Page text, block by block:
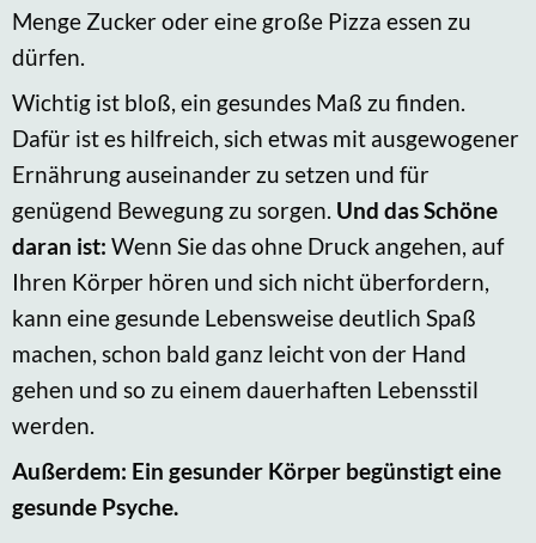
Menge Zucker oder eine große Pizza essen zu
dürfen.
Wichtig ist bloß, ein gesundes Maß zu finden.
Dafür ist es hilfreich, sich etwas mit ausgewogener
Ernährung auseinander zu setzen und für
genügend Bewegung zu sorgen. Und das Schöne
daran ist: Wenn Sie das ohne Druck angehen, auf
Ihren Körper hören und sich nicht überfordern,
kann eine gesunde Lebensweise deutlich Spaß
machen, schon bald ganz leicht von der Hand
gehen und so zu einem dauerhaften Lebensstil
werden.
Außerdem: Ein gesunder Körper begünstigt eine
gesunde Psyche.